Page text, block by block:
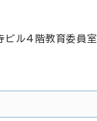
ビル4階教育委員室